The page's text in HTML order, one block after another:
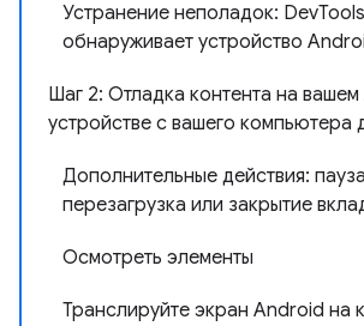
Устранение неполадок:
обнаруживает устройство
Шаг 2: Отладка контента на
устройстве с вашего компьютера
Дополнительные действия:
перезагрузка или закрытие
Осмотреть элементы
Транслируйте экран Android на